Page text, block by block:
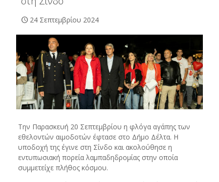
24 Σεπτεμβρίου 2024
Την Παρασκευή 20 Σεπτεμβρίου η φλόγα αγάπης των
εθελοντών αιμοδοτών έφτασε στο Δήμο Δέλτα. Η
υποδοχή της έγινε στη Σίνδο και ακολούθησε η
εντυπωσιακή πορεία λαμπαδηδρομίας στην οποία
συμμετείχε πλήθος κόσμου.